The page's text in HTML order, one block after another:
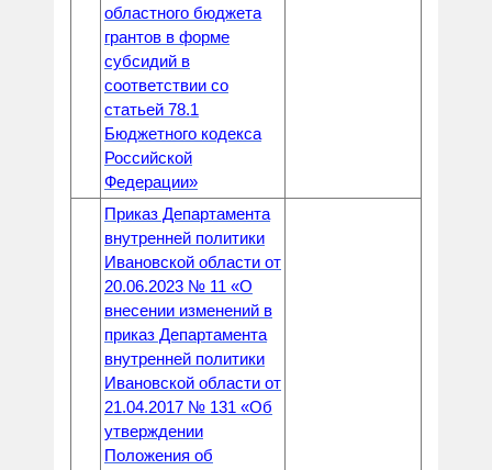
областного бюджета
грантов в форме
субсидий в
соответствии со
статьей 78.1
Бюджетного кодекса
Российской
Федерации»
Приказ Департамента
внутренней политики
Ивановской области от
20.06.2023 № 11 «О
внесении изменений в
приказ Департамента
внутренней политики
Ивановской области от
21.04.2017 № 131 «Об
утверждении
Положения об